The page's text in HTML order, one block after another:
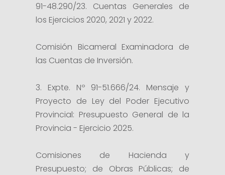
91-48.290/23. Cuentas Generales de
los Ejercicios 2020, 2021 y 2022.
Comisión Bicameral Examinadora de
las Cuentas de Inversión.
3. Expte. Nº 91-51.666/24. Mensaje y
Proyecto de Ley del Poder Ejecutivo
Provincial: Presupuesto General de la
Provincia - Ejercicio 2025.
Comisiones de Hacienda y
Presupuesto; de Obras Públicas; de